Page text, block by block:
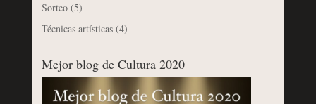
Sorteo(5)
Técnicas artísticas(4)
Mejor blog de Cultura 2020